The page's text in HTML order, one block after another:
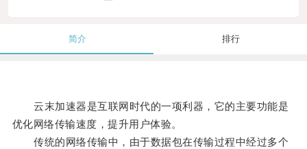
简介 排行
云末加速器是互联网时代的一项利器，它的主要功能是
优化网络传输速度，提升用户体验。
传统的网络传输中，由于数据包在传输过程中经过多个